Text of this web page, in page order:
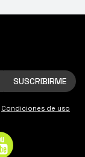
Condiciones de uso